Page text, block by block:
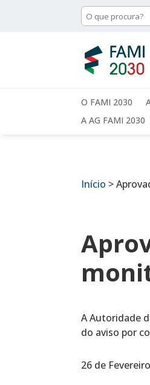
O FAMI 2030
A AG FAMI 2030
Início >
A Autoridade
do aviso por
26 de